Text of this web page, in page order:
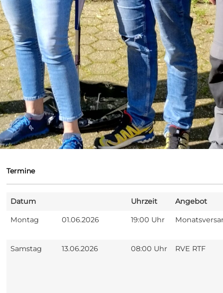
Termine
Datum Uhrzeit Angebot
Montag 01.06.2026 19:00 Uhr
Samstag 13.06.2026 08:00 Uhr RVE RTF